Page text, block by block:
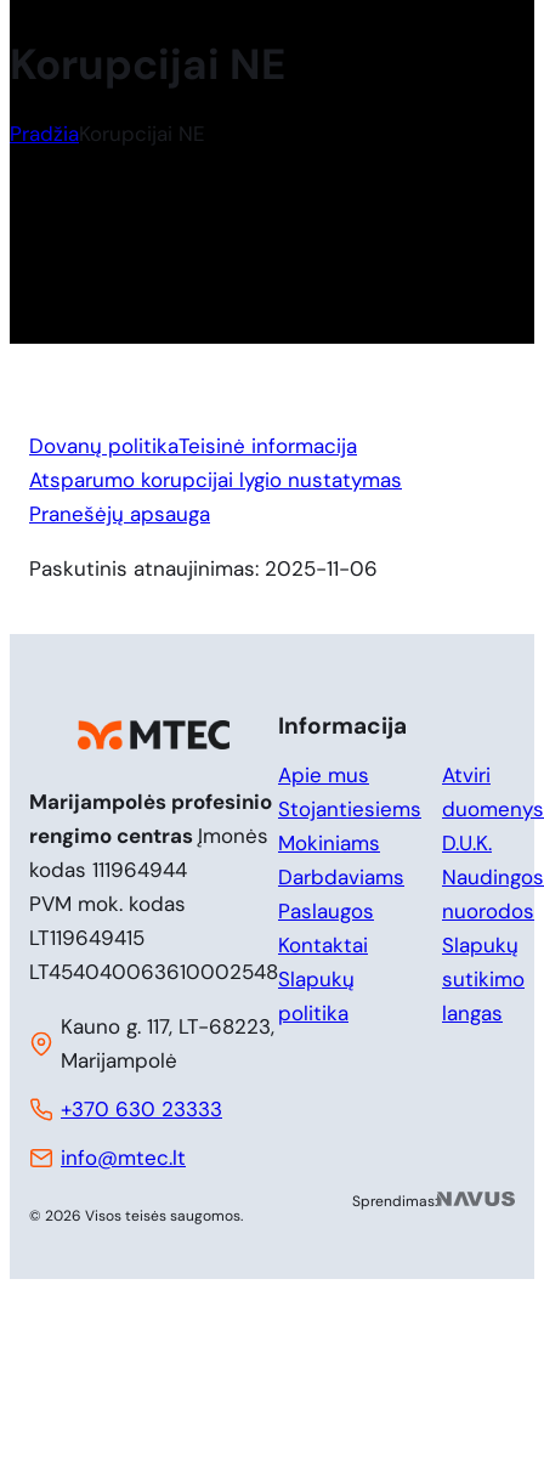
Korupcijai NE
PradžiaKorupcijai NE
Dovanų politikaTeisinė informacija
Atsparumo korupcijai lygio nustatymas
Pranešėjų apsauga
Paskutinis atnaujinimas: 2025-11-06
Marijampolės profesinio
rengimo centras Įmonės
kodas 111964944
PVM mok. kodas
LT119649415
LT454040063610002548
Kauno g. 117, LT-68223,
Marijampolė
+370 630 23333
info@mtec.lt
Informacija
Apie mus
Stojantiesiems
Mokiniams
Darbdaviams
Paslaugos
Kontaktai
Slapukų
politika
Atviri
duomenys
D.U.K.
Naudingos
nuorodos
Slapukų
sutikimo
langas
© 2026 Visos teisės saugomos.
Sprendimas: MB